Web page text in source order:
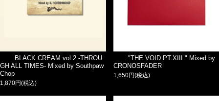
BLACK CREAM vol.2 -THROU
GH ALL TIMES- Mixed by Southpaw
Chop
1,870円(税込)
"THE VOID PT.XIII " Mixed by
CRONOSFADER
1,650円(税込)